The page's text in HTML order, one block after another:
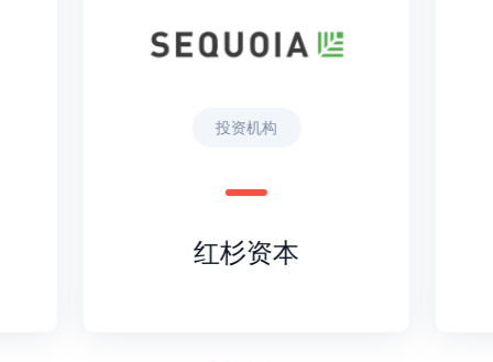
投资机构
红杉资本